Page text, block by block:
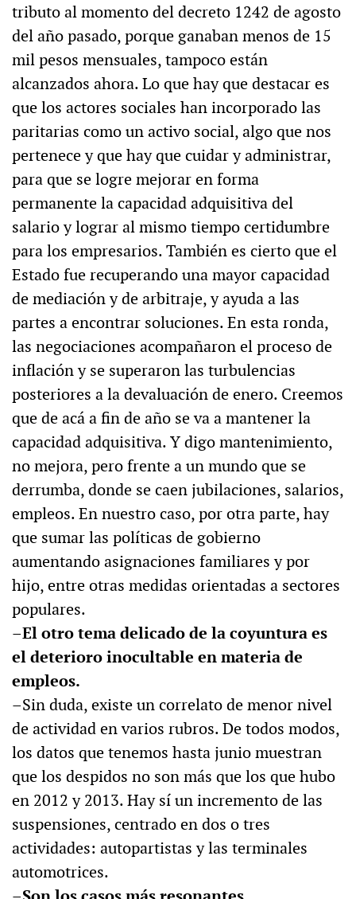
tributo al momento del decreto 1242 de agosto
del año pasado, porque ganaban menos de 15
mil pesos mensuales, tampoco están
alcanzados ahora. Lo que hay que destacar es
que los actores sociales han incorporado las
paritarias como un activo social, algo que nos
pertenece y que hay que cuidar y administrar,
para que se logre mejorar en forma
permanente la capacidad adquisitiva del
salario y lograr al mismo tiempo certidumbre
para los empresarios. También es cierto que el
Estado fue recuperando una mayor capacidad
de mediación y de arbitraje, y ayuda a las
partes a encontrar soluciones. En esta ronda,
las negociaciones acompañaron el proceso de
inflación y se superaron las turbulencias
posteriores a la devaluación de enero. Creemos
que de acá a fin de año se va a mantener la
capacidad adquisitiva. Y digo mantenimiento,
no mejora, pero frente a un mundo que se
derrumba, donde se caen jubilaciones, salarios,
empleos. En nuestro caso, por otra parte, hay
que sumar las políticas de gobierno
aumentando asignaciones familiares y por
hijo, entre otras medidas orientadas a sectores
populares.
–El otro tema delicado de la coyuntura es
el deterioro inocultable en materia de
empleos.
–Sin duda, existe un correlato de menor nivel
de actividad en varios rubros. De todos modos,
los datos que tenemos hasta junio muestran
que los despidos no son más que los que hubo
en 2012 y 2013. Hay sí un incremento de las
suspensiones, centrado en dos o tres
actividades: autopartistas y las terminales
automotrices.